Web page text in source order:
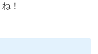
！